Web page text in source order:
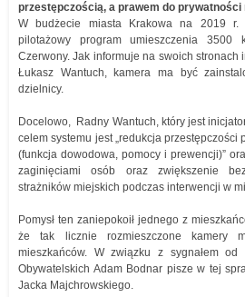
przestępczością, a prawem do prywatności
W budżecie miasta Krakowa na 2019
pilotażowy program umieszczenia 3500
Czerwony. Jak informuje na swoich stronach
Łukasz Wantuch, kamera ma być
dzielnicy.
Docelowo, Radny Wantuch, który jest
celem systemu jest „redukcja przestępczości
(funkcja dowodowa, pomocy i prewencji)”
zaginięciami osób oraz zwiększenie
strażników miejskich podczas interwencji w
Pomysł ten zaniepokoił jednego z
że tak licznie rozmieszczone kamery
mieszkańców. W związku z sygnałem od
Obywatelskich Adam Bodnar pisze w tej
Jacka Majchrowskiego.